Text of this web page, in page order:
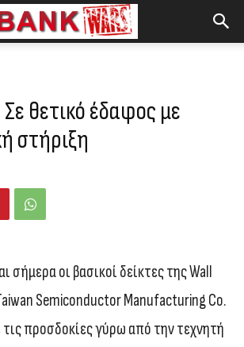
θετικό έδαφος με
στήριξη
σήμερα οι βασικοί δείκτες της Wall
Semiconductor Manufacturing Co.
τις προσδοκίες γύρω από την τεχνητή